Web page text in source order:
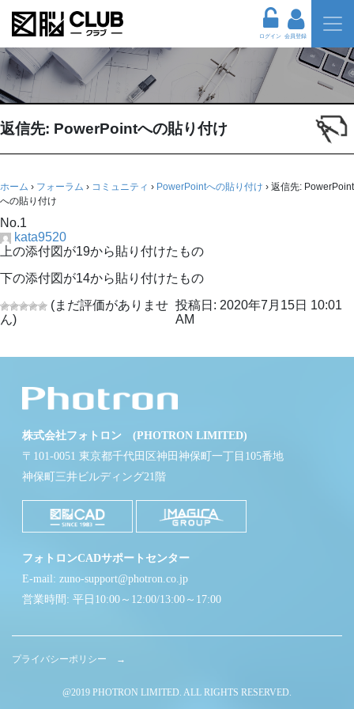
ログイン 会員登録
返信先: PowerPointへの貼り付け
ホーム › フォーラム › コミュニティ › PowerPointへの貼り付け › 返信先: PowerPoint
への貼り付け
No.1
kata9520
上の添付図が19から貼り付けたもの
下の添付図が14から貼り付けたもの
(まだ評価がありませ
ん)
投稿日: 2020年7月15日 10:01
AM
株式会社フォトロン (PHOTRON LIMITED)
〒101-0051 東京都千代田区神田神保町一丁目105番地
神保町三井ビルディング21階
フォトロンCADサポートセンター
E-mail: zuno-support@photron.co.jp
営業時間: 平日10:00～12:00/13:00～17:00
プライバシーポリシー →
@2019 PHOTRON LIMITED. ALL RIGHTS RESERVED.